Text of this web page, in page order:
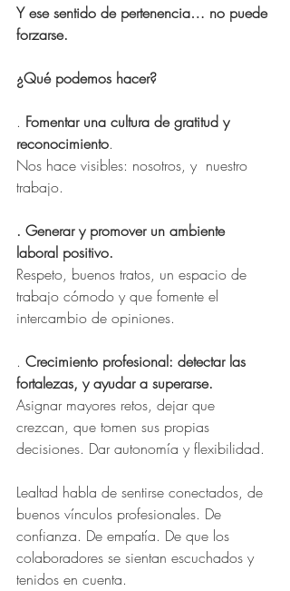
Y ese sentido de pertenencia… no puede
forzarse.
¿Qué podemos hacer?
. Fomentar una cultura de gratitud y
reconocimiento.
Nos hace visibles: nosotros, y  nuestro
trabajo.
. Generar y promover un ambiente
laboral positivo.
Respeto, buenos tratos, un espacio de
trabajo cómodo y que fomente el
intercambio de opiniones.
. Crecimiento profesional: detectar las
fortalezas, y ayudar a superarse.
Asignar mayores retos, dejar que
crezcan, que tomen sus propias
decisiones. Dar autonomía y flexibilidad.
Lealtad habla de sentirse conectados, de
buenos vínculos profesionales. De
confianza. De empatía. De que los
colaboradores se sientan escuchados y
tenidos en cuenta.